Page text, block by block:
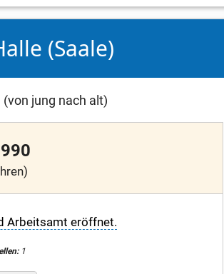
(Saale)
jung nach alt)
Arbeitsamt eröffnet.
1